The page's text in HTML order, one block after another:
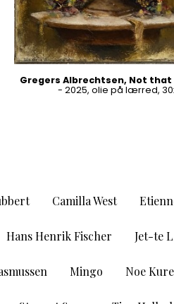
Gregers Albrechtsen, Not that
- 2025, olie på lærred,
Camilla West
Hans Henrik Fischer Jet-te
Mingo Noe